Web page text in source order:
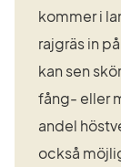
kommer i
rajgräs in
kan sen
fång- eller
andel
också